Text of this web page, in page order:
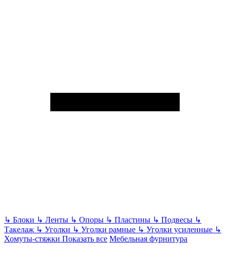
↳ Блоки ↳ Ленты ↳ Опоры ↳ Пластины ↳ Подвесы ↳
Такелаж ↳ Уголки ↳ Уголки рамные ↳ Уголки усиленные ↳
Хомуты-стяжки Показать все Мебельная фурнитура